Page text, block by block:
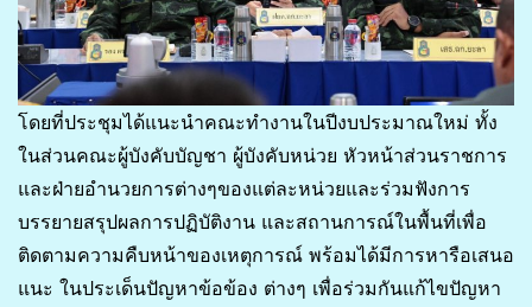
โดยที่ประชุมได้แนะนำคณะทำงานในปีงบประมาณใหม่ ทั้ง
ในส่วนคณะผู้บังคับบัญชา ผู้บังคับหน่วย หัวหน้าส่วนราชการ
และฝ่ายอำนวยการต่างๆของแต่ละหน่วยและร่วมฟังการ
บรรยายสรุปผลการปฏิบัติงาน และสถานการณ์ในพื้นที่เพื่อ
ติดตามความคืบหน้าของเหตุการณ์ พร้อมได้มีการหารือเสนอ
แนะ ในประเด็นปัญหาข้อข้อง ต่างๆ เพื่อร่วมกันแก้ไขปัญหา